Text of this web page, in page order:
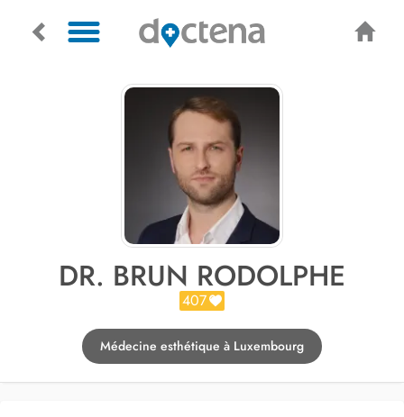
DR. BRUN RODOLPHE
407
Médecine esthétique à Luxembourg